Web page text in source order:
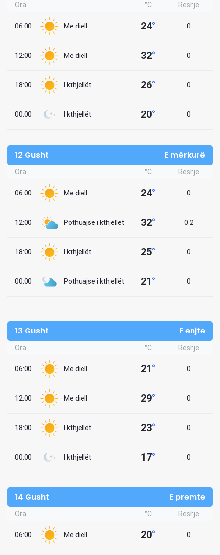
Ora °C Reshje
06:00 Me diell 24° 0
12:00 Me diell 32° 0
18:00 I kthjellët 26° 0
00:00 I kthjellët 20° 0
12 Gusht E mërkurë
Ora °C Reshje
06:00 Me diell 24° 0
12:00 Pothuajse i kthjellët 32° 0.2
18:00 I kthjellët 25° 0
00:00 Pothuajse i kthjellët 21° 0
13 Gusht E enjte
Ora °C Reshje
06:00 Me diell 21° 0
12:00 Me diell 29° 0
18:00 I kthjellët 23° 0
00:00 I kthjellët 17° 0
14 Gusht E premte
Ora °C Reshje
06:00 Me diell 20° 0